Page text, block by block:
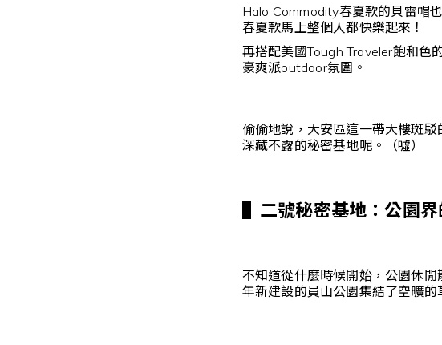
Halo Commodity春夏款的貝雷帽
春夏款馬上整個人都快樂起來！
再搭配美國Tough Traveler飽和色
豪爽派outdoor氛圍。
偷偷地說，大安區這一帶大樓斑
深藏不露的秘密基地呢。（噓）
▌二號秘密基地：公園
不知道從什麼時候開始，公園休
年新建設的員山公園集結了空曠